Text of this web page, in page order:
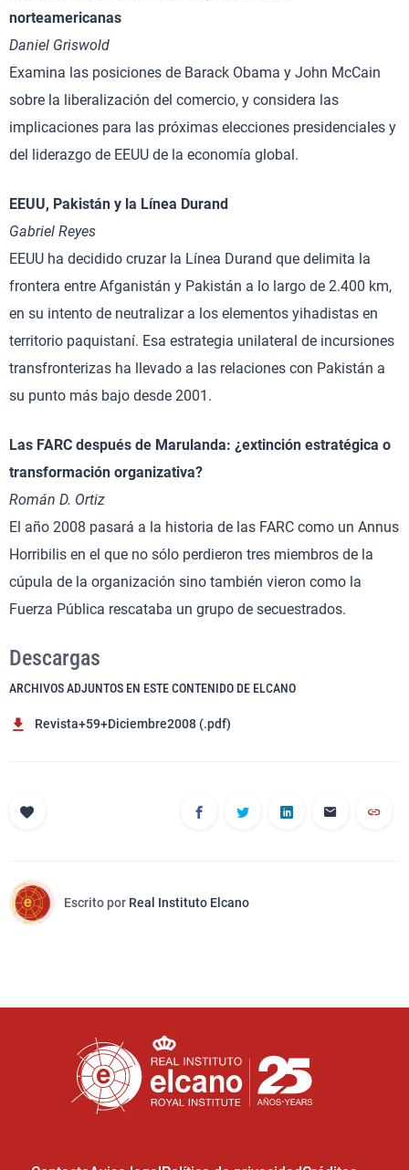
norteamericanas
Daniel Griswold
Examina las posiciones de Barack Obama y John McCain
sobre la liberalización del comercio, y considera las
implicaciones para las próximas elecciones presidenciales y
del liderazgo de EEUU de la economía global.
EEUU, Pakistán y la Línea Durand
Gabriel Reyes
EEUU ha decidido cruzar la Línea Durand que delimita la
frontera entre Afganistán y Pakistán a lo largo de 2.400 km,
en su intento de neutralizar a los elementos yihadistas en
territorio paquistaní. Esa estrategia unilateral de incursiones
transfronterizas ha llevado a las relaciones con Pakistán a
su punto más bajo desde 2001.
Las FARC después de Marulanda: ¿extinción estratégica o
transformación organizativa?
Román D. Ortiz
El año 2008 pasará a la historia de las FARC como un Annus
Horribilis en el que no sólo perdieron tres miembros de la
cúpula de la organización sino también vieron como la
Fuerza Pública rescataba un grupo de secuestrados.
Descargas
ARCHIVOS ADJUNTOS EN ESTE CONTENIDO DE ELCANO
Revista+59+Diciembre2008 (.pdf)
Escrito por Real Instituto Elcano